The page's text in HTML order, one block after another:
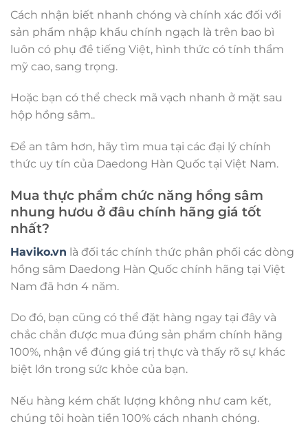
Cách nhận biết nhanh chóng và chính xác đối với
sản phẩm nhập khẩu chính ngạch là trên bao bì
luôn có phụ đề tiếng Việt, hình thức có tính thẩm
mỹ cao, sang trọng.
Hoặc bạn có thể check mã vạch nhanh ở mặt sau
hộp hồng sâm..
Để an tâm hơn, hãy tìm mua tại các đại lý chính
thức uy tín của Daedong Hàn Quốc tại Việt Nam.
Mua thực phẩm chức năng hồng sâm
nhung hươu ở đâu chính hãng giá tốt
nhất?
Haviko.vn là đối tác chính thức phân phối các dòng
hồng sâm Daedong Hàn Quốc chính hãng tại Việt
Nam đã hơn 4 năm.
Do đó, bạn cũng có thể đặt hàng ngay tại đây và
chắc chắn được mua đúng sản phẩm chính hãng
100%, nhận về đúng giá trị thực và thấy rõ sự khác
biệt lớn trong sức khỏe của bạn.
Nếu hàng kém chất lượng không như cam kết,
chúng tôi hoàn tiền 100% cách nhanh chóng.